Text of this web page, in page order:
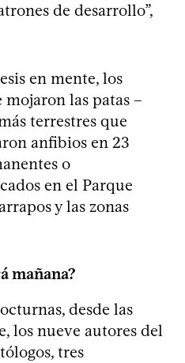
de desarrollo”,
en mente, los
las patas –
terrestres que
anfibios en 23
o
en el Parque
y las zonas
mañana?
desde las
los nueve autores del
tres